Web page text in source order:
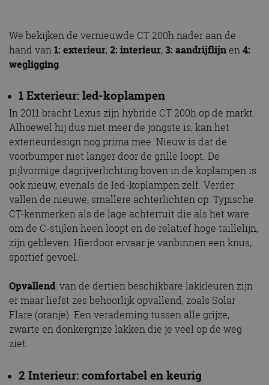
We bekijken de vernieuwde CT 200h nader aan de
hand van1: exterieur, 2: interieur, 3: aandrijflijnen4:
wegligging.
1 Exterieur: led-koplampen
In 2011 bracht Lexus zijn hybride CT 200h op de markt.
Alhoewel hij dus niet meer de jongste is, kan het
exterieurdesign nog prima mee. Nieuw is dat de
voorbumper niet langer door de grille loopt. De
pijlvormige dagrijverlichting boven in de koplampen is
ook nieuw, evenals de led-koplampen zelf. Verder
vallen de nieuwe, smallere achterlichten op. Typische
CT-kenmerken als de lage achterruit die als het ware
om de C-stijlen heen loopt en de relatief hoge taillelijn,
zijn gebleven. Hierdoor ervaar je vanbinnen een knus,
sportief gevoel.
Opvallend: van de dertien beschikbare lakkleuren zijn
er maar liefst zes behoorlijk opvallend, zoals Solar
Flare (oranje). Een verademing tussen alle grijze,
zwarte en donkergrijze lakken die je veel op de weg
ziet.
2 Interieur: comfortabel en keurig